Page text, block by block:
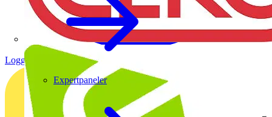
Expertpaneler
Logga in Registrera dig